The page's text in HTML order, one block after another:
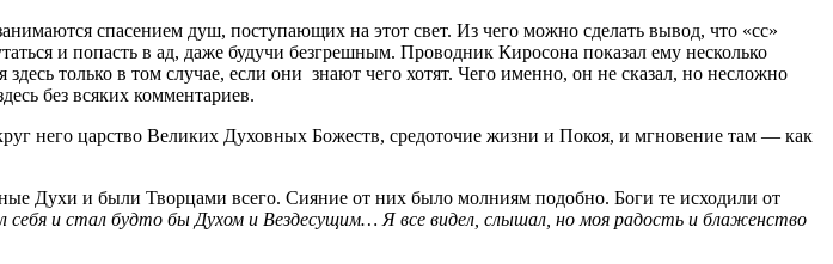
спасением душ, поступающих на этот свет. Из чего можно сделать вывод, что «сс»
и попасть в ад, даже будучи безгрешным. Проводник Киросона показал ему несколько
только в том случае, если они знают чего хотят. Чего именно, он не сказал, но несложно
без всяких комментариев.
него царство Великих Духовных Божеств, средоточие жизни и Покоя, и мгновение там — как
Духи и были Творцами всего. Сияние от них было молниям подобно. Боги те исходили от
себя и стал будто бы Духом и Вездесущим… Я все видел, слышал, но моя радость и блаженство